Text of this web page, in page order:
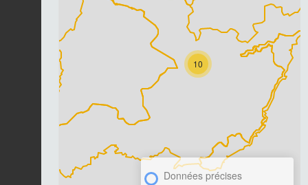
10
Données précises